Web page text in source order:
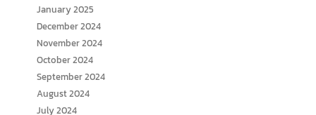
January 2025
December 2024
November 2024
October 2024
September 2024
August 2024
July 2024